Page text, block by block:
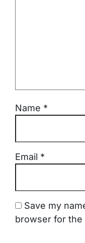
Name *
Email *
Save my
browser for the